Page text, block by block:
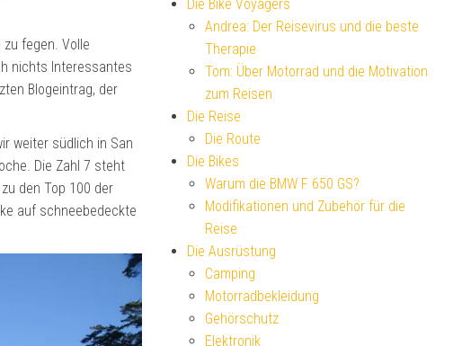
fegen. Volle
nichts Interessantes
Blogeintrag, der
weiter südlich in San
Die Zahl 7 steht
den Top 100 der
auf schneebedeckte
Die Bike Voyagers
Andrea: Der Reisevirus und die beste
Therapie
Tom: Über Motorrad und die Motivation
zum Reisen
Die Reise
Die Route
Die Bikes
Warum die BMW F 650 GS?
Modifikationen und Zubehör für die
Reise
Die Ausrüstung
Camping
Motorradbekleidung
Gehörschutz
Elektronik